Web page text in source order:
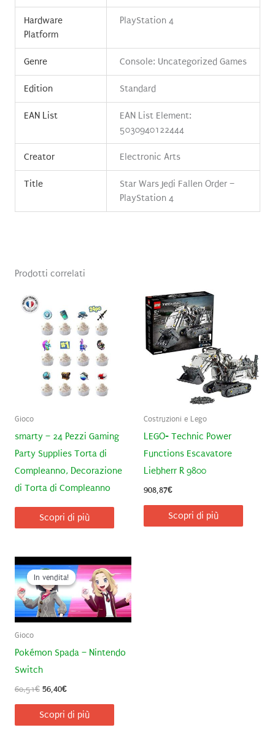
Hardware
Platform
PlayStation 4
Genre Console: Uncategorized Games
Edition Standard
EAN List
EAN List Element:
5030940122444
Creator Electronic Arts
Title
Star Wars Jedi Fallen Order –
PlayStation 4
Prodotti correlati
Gioco
smarty – 24 Pezzi Gaming
Party Supplies Torta di
Compleanno, Decorazione
di Torta di Compleanno
Scopri di più
Costruzioni e Lego
LEGO- Technic Power
Functions Escavatore
Liebherr R 9800
908,87€
Scopri di più
In vendita!
In vendita!
Gioco
Pokémon Spada – Nintendo
Switch
60,51€ Il
originale
56,40€Il
attuale
Scopri di più